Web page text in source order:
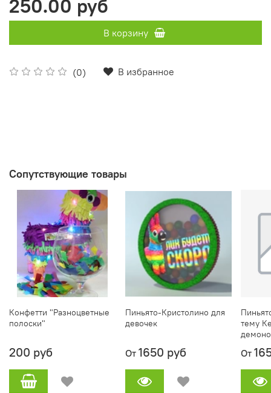
(0) В избранное
250.00 руб
В корзину
Сопутствующие товары
Конфетти "Разноцветные
полоски"
200 руб
Пиньято-Кристолино для
девочек
От 1650 руб
тему
От